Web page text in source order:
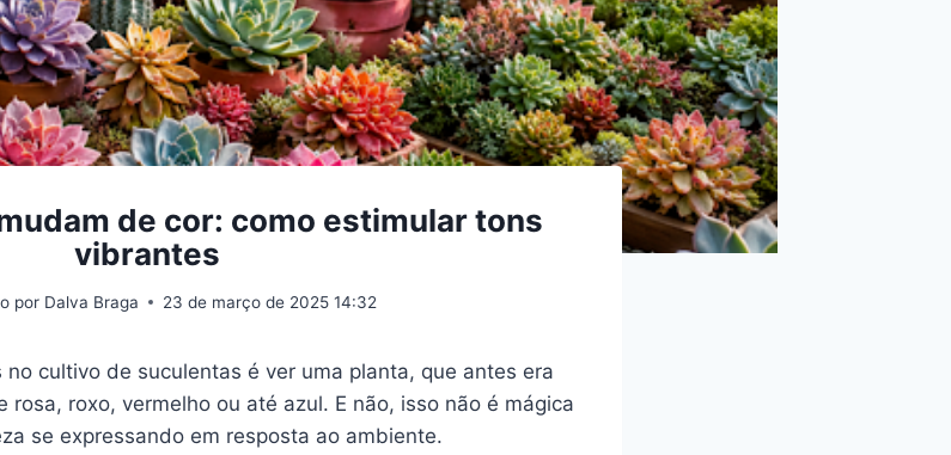
de cor: como estimular tons
vibrantes
por Dalva Braga 23 de março de 2025 14:32
cultivo de suculentas é ver uma planta, que antes era
rosa, roxo, vermelho ou até azul. E não, isso não é mágica
se expressando em resposta ao ambiente.